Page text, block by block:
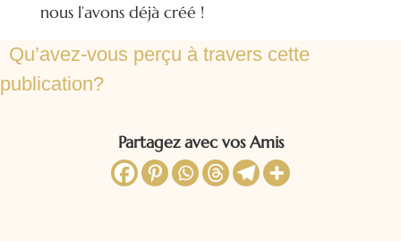
nous l’avons déjà créé !
Qu’avez-vous perçu à travers cette
publication?
Partagez avec vos Amis